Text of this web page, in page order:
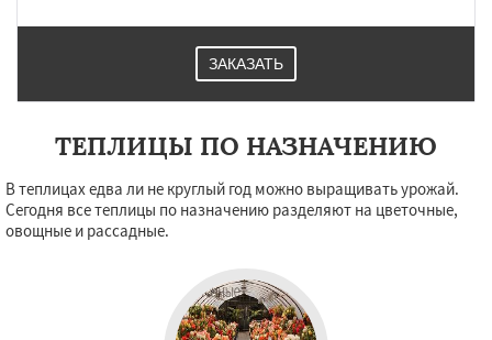
ЗАКАЗАТЬ
ТЕПЛИЦЫ ПО НАЗНАЧЕНИЮ
В теплицах едва ли не круглый год можно выращивать урожай.
Сегодня все теплицы по назначению разделяют на цветочные,
овощные и рассадные.